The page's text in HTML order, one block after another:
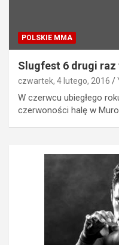
POLSKIE MMA
Slugfest 6 drugi raz
czwartek, 4 lutego, 2016
W czerwcu ubiegłego
czerwoności halę w